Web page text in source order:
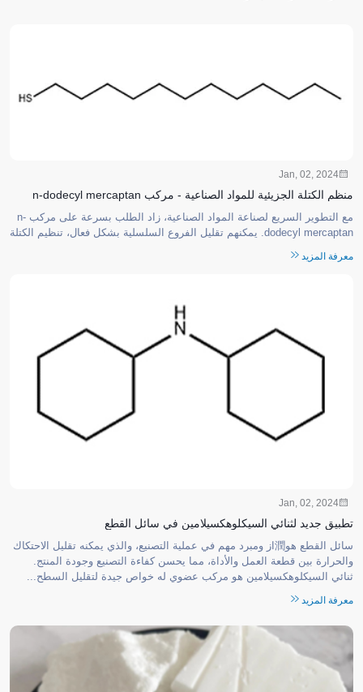
Jan, 02, 2024
منظم الكتلة الجزيئية للمواد الصناعية - مركب n-dodecyl mercaptan
مع التطوير السريع لصناعة المواد الصناعية، زاد الطلب بسرعة على مركب n-
dodecyl mercaptan. يمكنهم تقليل الفروع السلسلية بشكل فعال، تنظيم الكتلة
معرفة المزيد
Jan, 02, 2024
تطبيق جديد لثنائي السيكلوهكسيلامين في سائل القطع
سائل القطع هو潤از ومبرد مهم في عملية التصنيع، والذي يمكنه تقليل الاحتكاك
والحرارة بين قطعة العمل والأداة، مما يحسن كفاءة التصنيع وجودة المنتج.
ثنائي السيكلوهكسيلامين هو مركب عضوي له خواص جيدة لتقليل السطح...
معرفة المزيد